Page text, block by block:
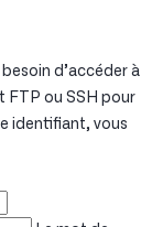
d’accéder à
FTP ou SSH pour
identifiant, vous